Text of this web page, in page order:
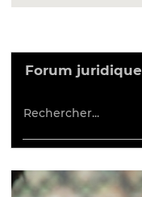
Forum juridique